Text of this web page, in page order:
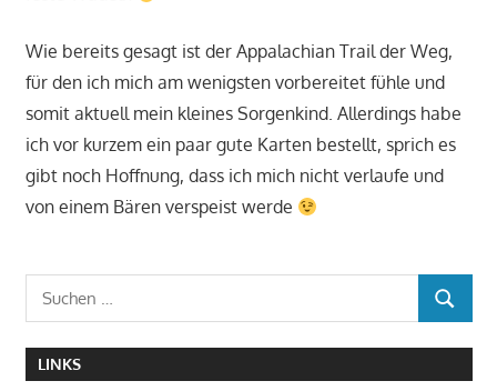
Wie bereits gesagt ist der Appalachian Trail der Weg,
für den ich mich am wenigsten vorbereitet fühle und
somit aktuell mein kleines Sorgenkind. Allerdings habe
ich vor kurzem ein paar gute Karten bestellt, sprich es
gibt noch Hoffnung, dass ich mich nicht verlaufe und
von einem Bären verspeist werde
Suchen
nach:
SUCHEN
LINKS